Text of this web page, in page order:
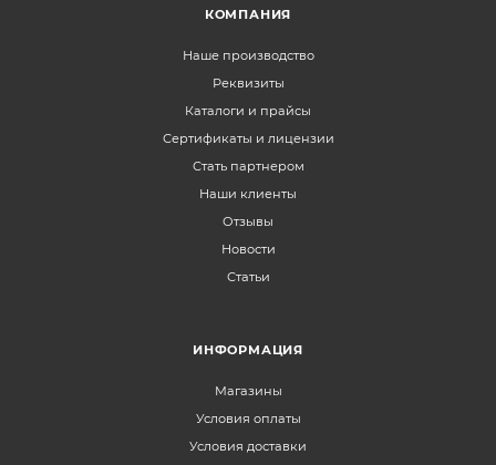
КОМПАНИЯ
Наше производство
Реквизиты
Каталоги и прайсы
Сертификаты и лицензии
Стать партнером
Наши клиенты
Отзывы
Новости
Статьи
ИНФОРМАЦИЯ
Магазины
Условия оплаты
Условия доставки